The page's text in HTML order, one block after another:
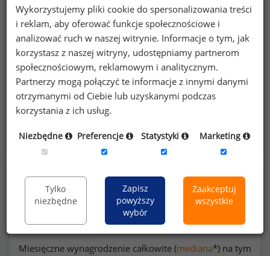
Poszukujesz szczegółowych danych o
wynagrodzeniachpracowników gastronomii
lub na innych stanowiskach?
Dowiedz się więcej
Wykorzystaj kod
Rozkład zarobków na stanowisku pracownik
gastronomii
Miesięczne wynagrodzenie całkowite (mediana*) na tym
Wykorzystujemy pliki cookie do spersonalizowania treści
i reklam, aby oferować funkcje społecznościowe i
analizować ruch w naszej witrynie. Informacje o tym, jak
korzystasz z naszej witryny, udostępniamy partnerom
społecznościowym, reklamowym i analitycznym.
Partnerzy mogą połączyć te informacje z innymi danymi
otrzymanymi od Ciebie lub uzyskanymi podczas
korzystania z ich usług.
Niezbędne Preferencje Statystyki Marketing
Tylko
niezbędne
Zapisz
powyższy
wybór
Zaakceptuj
wszystkie